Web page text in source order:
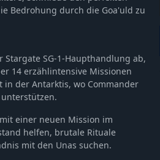
Bedrohung durch die Goa'uld zu
Stargate SG-1-Haupthandlung ab,
14 erzählintensive Missionen
der Antarktis, wo Commander
unterstützen.
einer neuen Mission im
helfen, brutale Rituale
mit den Unas suchen.